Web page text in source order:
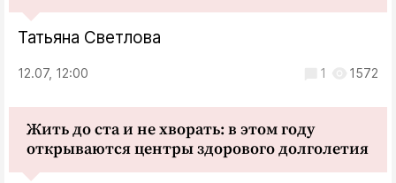
Татьяна Светлова
12.07, 12:00 1 1572
Жить до ста и не хворать: в этом году
открываются центры здорового долголетия